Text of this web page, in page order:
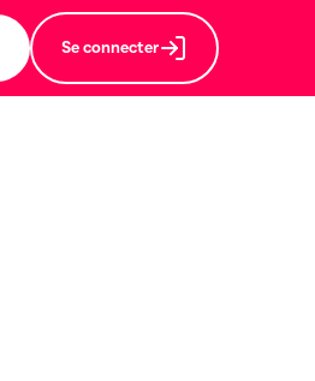
Se connecter